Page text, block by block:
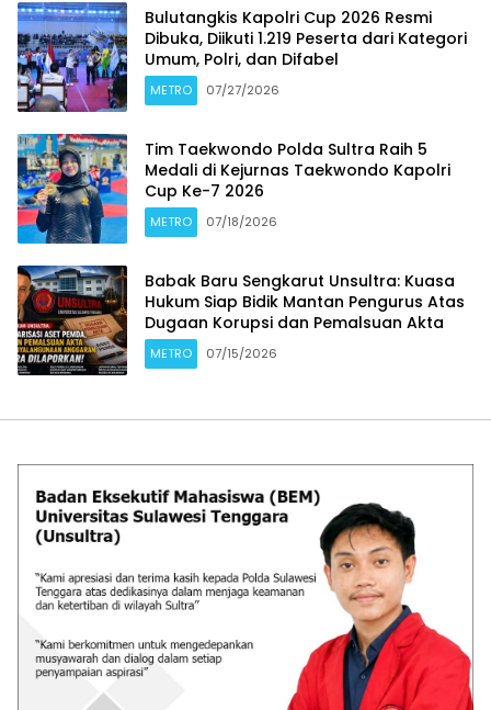
Bulutangkis Kapolri Cup 2026 Resmi
Dibuka, Diikuti 1.219 Peserta dari Kategori
Umum, Polri, dan Difabel
METRO 07/27/2026
Tim Taekwondo Polda Sultra Raih 5
Medali di Kejurnas Taekwondo Kapolri
Cup Ke-7 2026
METRO 07/18/2026
Babak Baru Sengkarut Unsultra: Kuasa
Hukum Siap Bidik Mantan Pengurus Atas
Dugaan Korupsi dan Pemalsuan Akta
METRO 07/15/2026